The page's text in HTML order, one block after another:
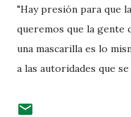
"Hay presión para que
queremos que la gente
una mascarilla es lo
a las autoridades que